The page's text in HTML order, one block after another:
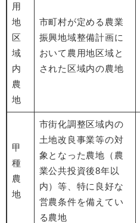
用
地
区
域
内
農
地
市町村が定める農業
振興地域整備計画に
おいて農用地区域と
された区域内の農地
甲
種
農
地
市街化調整区域内の
土地改良事業等の対
象となった農地（農
業公共投資後8年以
内）等、特に良好な
営農条件を備えてい
る農地